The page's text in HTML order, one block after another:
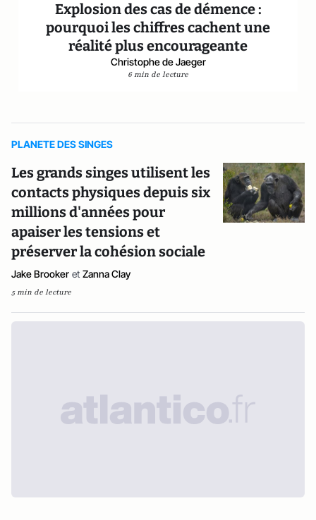
Explosion des cas de démence :
pourquoi les chiffres cachent une
réalité plus encourageante
Christophe de Jaeger
6 min de lecture
PLANETE DES SINGES
Les grands singes utilisent les
contacts physiques depuis six
millions d'années pour
apaiser les tensions et
préserver la cohésion sociale
Jake Brooker et Zanna Clay
5 min de lecture